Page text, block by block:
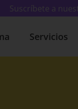
Suscríbete a
Servicios